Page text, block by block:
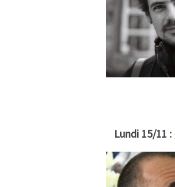
Lundi 15/11 :